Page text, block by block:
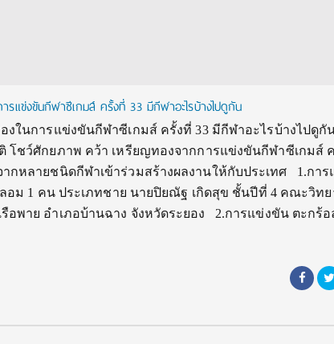
แข่งขันกีฬาซีเกมส์ ครั้งที่ 33 มีกีฬาอะไรบ้างไปดูกัน
ในการแข่งขันกีฬาซีเกมส์ ครั้งที่ 33 มีกีฬาอะไรบ้างไปดูกั
โชว์ศักยภาพ คว้า เหรียญทองจากการแข่งขันกีฬาซีเกมส์ ค
กหลายชนิดกีฬาเข้าร่วมสร้างผลงานให้กับประเทศ 1.กา
ลอม 1 คน ประเภทชาย นายปิยณัฐ เกิดสุข ชั้นปีที่ 4 คณะวิท
อพาย อำเภอบ้านฉาง จังหวัดระยอง 2.การแข่งขัน ตะกร้